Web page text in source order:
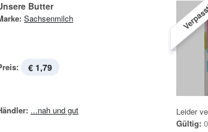
Butter
Sachsenmilch
€ 1,79
...nah und gut
Leider
Gültig: